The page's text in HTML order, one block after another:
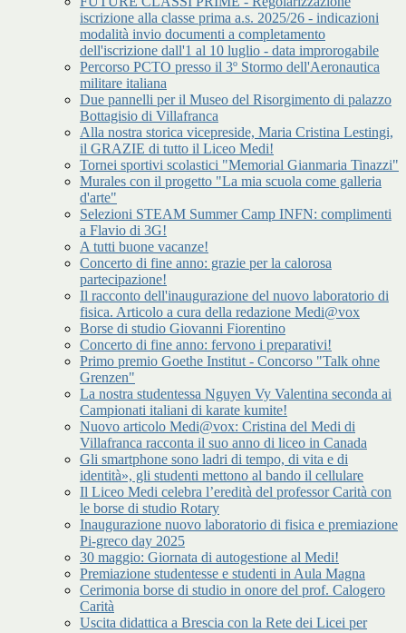
iscrizione alla classe prima a.s. 2025/26 - indicazioni
modalità invio documenti a completamento
dell'iscrizione dall'1 al 10 luglio - data improrogabile
Percorso PCTO presso il 3º Stormo dell'Aeronautica
militare italiana
Due pannelli per il Museo del Risorgimento di palazzo
Bottagisio di Villafranca
Alla nostra storica vicepreside, Maria Cristina Lestingi,
il GRAZIE di tutto il Liceo Medi!
Tornei sportivi scolastici "Memorial Gianmaria Tinazzi"
Murales con il progetto "La mia scuola come galleria
d'arte"
Selezioni STEAM Summer Camp INFN: complimenti
a Flavio di 3G!
A tutti buone vacanze!
Concerto di fine anno: grazie per la calorosa
partecipazione!
Il racconto dell'inaugurazione del nuovo laboratorio di
fisica. Articolo a cura della redazione Medi@vox
Borse di studio Giovanni Fiorentino
Concerto di fine anno: fervono i preparativi!
Primo premio Goethe Institut - Concorso "Talk ohne
Grenzen"
La nostra studentessa Nguyen Vy Valentina seconda ai
Campionati italiani di karate kumite!
Nuovo articolo Medi@vox: Cristina del Medi di
Villafranca racconta il suo anno di liceo in Canada
Gli smartphone sono ladri di tempo, di vita e di
identità», gli studenti mettono al bando il cellulare
Il Liceo Medi celebra l’eredità del professor Carità con
le borse di studio Rotary
Inaugurazione nuovo laboratorio di fisica e premiazione
Pi-greco day 2025
30 maggio: Giornata di autogestione al Medi!
Premiazione studentesse e studenti in Aula Magna
Cerimonia borse di studio in onore del prof. Calogero
Carità
Uscita didattica a Brescia con la Rete dei Licei per